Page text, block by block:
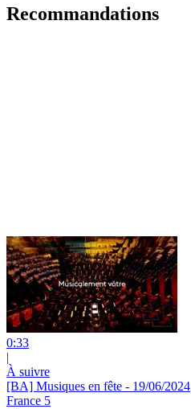
Recommandations
0:33
|
À suivre
[BA] Musiques en fête - 19/06/2024
France 5